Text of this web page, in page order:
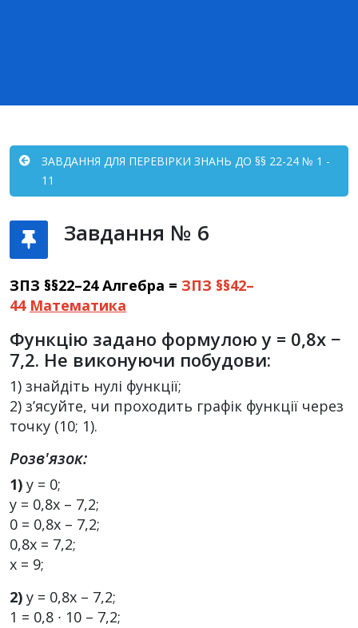
ЗАВДАННЯ ДЛЯ ПЕРЕВІРКИ ЗНАНЬ ДО §§ 22-24 № 1 -
11
Завдання № 6
ЗПЗ §§22–24 Алгебра = ЗПЗ §§42–
44 Математика
Функцію задано формулою y = 0,8x −
7,2. Не виконуючи побудови:
1) знайдіть нулі функції;
2) з’ясуйте, чи проходить графік функції через
точку (10; 1).
Розв'язок:
1) у = 0;
у = 0,8х – 7,2;
0 = 0,8х – 7,2;
0,8x = 7,2;
х = 9;
2) у = 0,8х – 7,2;
1 = 0,8 ∙ 10 – 7,2;